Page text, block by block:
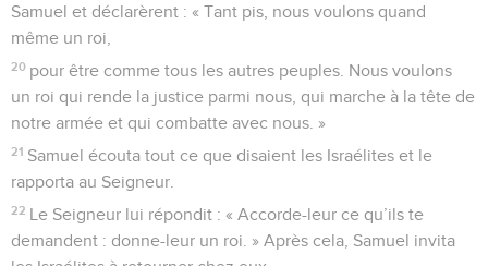
Samuel et déclarèrent : « Tant pis, nous voulons quand
même un roi,
20 pour être comme tous les autres peuples. Nous voulons
un roi qui rende la justice parmi nous, qui marche à la tête de
notre armée et qui combatte avec nous. »
21 Samuel écouta tout ce que disaient les Israélites et le
rapporta au Seigneur.
22 Le Seigneur lui répondit : « Accorde-leur ce qu’ils te
demandent : donne-leur un roi. » Après cela, Samuel invita